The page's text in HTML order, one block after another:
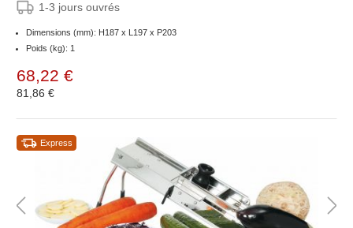
1-3 jours ouvrés
Dimensions (mm): H187 x L197 x P203
Poids (kg): 1
68,22 €
81,86 €
Express